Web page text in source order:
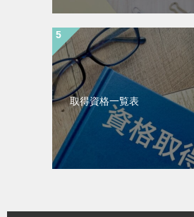
取得資格一覧表